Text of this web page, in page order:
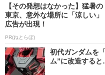
【その発想はなかった】猛暑の
東京、意外な場所に「涼しい」
広告が出現！
PR(ねとらぼ)
初代ガンダムを
ム”に改造する